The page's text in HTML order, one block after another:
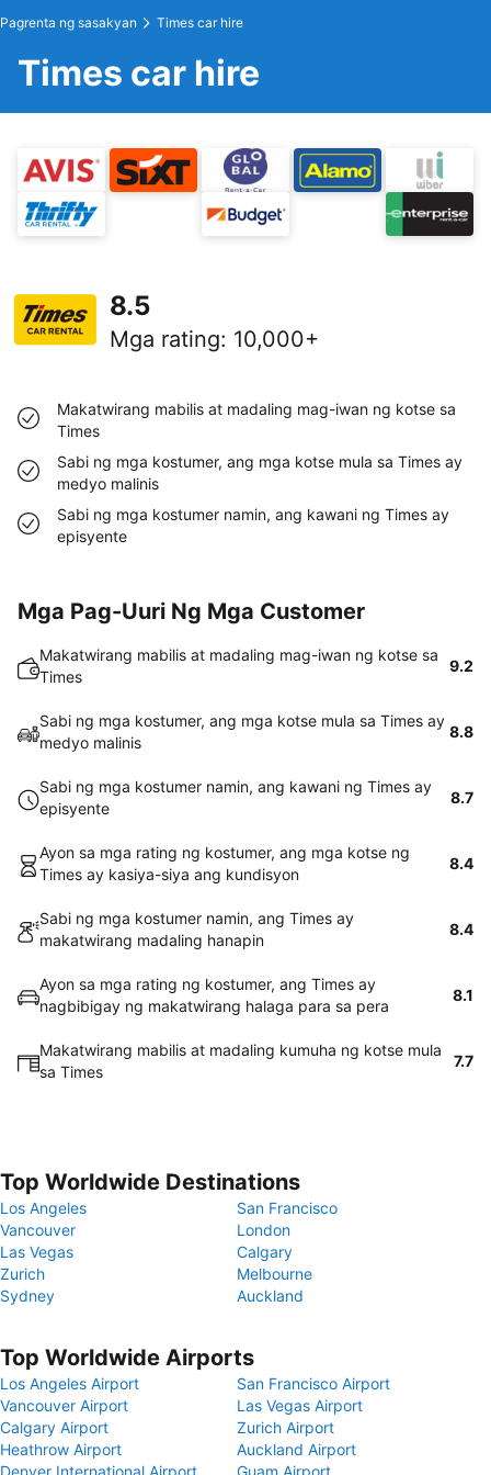
Pagrenta ng sasakyan Times car hire
Times car hire
8.5
Mga rating: 10,000+
Makatwirang mabilis at madaling mag-iwan ng kotse sa
Times
Sabi ng mga kostumer, ang mga kotse mula sa Times ay
medyo malinis
Sabi ng mga kostumer namin, ang kawani ng Times ay
episyente
Mga Pag-Uuri Ng Mga Customer
Makatwirang mabilis at madaling mag-iwan ng kotse sa
Times
9.2
Sabi ng mga kostumer, ang mga kotse mula sa Times ay
medyo malinis
8.8
Sabi ng mga kostumer namin, ang kawani ng Times ay
episyente
8.7
Ayon sa mga rating ng kostumer, ang mga kotse ng
Times ay kasiya-siya ang kundisyon
8.4
Sabi ng mga kostumer namin, ang Times ay
makatwirang madaling hanapin
8.4
Ayon sa mga rating ng kostumer, ang Times ay
nagbibigay ng makatwirang halaga para sa pera
8.1
Makatwirang mabilis at madaling kumuha ng kotse mula
sa Times
7.7
Top Worldwide Destinations
Los Angeles
San Francisco
Vancouver
London
Las Vegas
Calgary
Zurich
Melbourne
Sydney
Auckland
Top Worldwide Airports
Los Angeles Airport
San Francisco Airport
Vancouver Airport
Las Vegas Airport
Calgary Airport
Zurich Airport
Heathrow Airport
Auckland Airport
Denver International Airport
Guam Airport